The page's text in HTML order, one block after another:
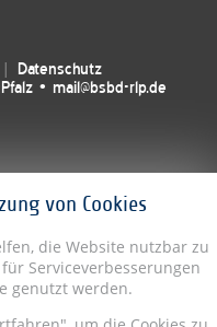
von Cookies
die Website nutzbar zu
Serviceverbesserungen
genutzt werden.
Datenschutz
• mail@bsbd-rlp.de